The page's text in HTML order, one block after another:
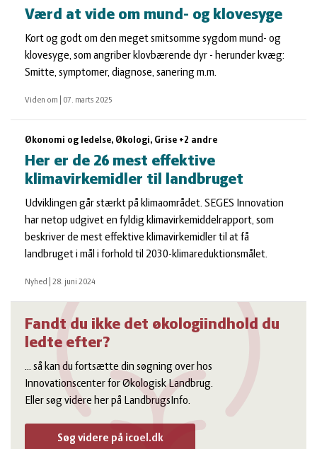
Værd at vide om mund- og klovesyge
Kort og godt om den meget smitsomme sygdom mund- og
klovesyge, som angriber klovbærende dyr - herunder kvæg:
Smitte, symptomer, diagnose, sanering m.m.
Viden om 07. marts 2025
Økonomi og ledelse, Økologi, Grise +2 andre
Her er de 26 mest effektive
klimavirkemidler til landbruget
Udviklingen går stærkt på klimaområdet. SEGES Innovation
har netop udgivet en fyldig klimavirkemiddelrapport, som
beskriver de mest effektive klimavirkemidler til at få
landbruget i mål i forhold til 2030-klimareduktionsmålet.
Nyhed 28. juni 2024
Fandt du ikke det økologiindhold du
ledte efter?
... så kan du fortsætte din søgning over hos
Innovationscenter for Økologisk Landbrug.
Eller søg videre her på LandbrugsInfo.
Søg videre på icoel.dk